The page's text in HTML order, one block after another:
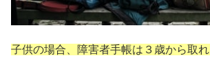
子供の場合、障害者手帳は３歳から取れ